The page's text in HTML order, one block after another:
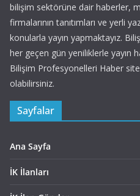
bilişim sektörüne dair haberler,
firmalarının tanıtımları ve yerli
konularla yayın yapmaktayız.
her geçen gün yeniliklerle yayın
Bilişim Profesyonelleri Haber
olabilirsiniz.
Sayfalar
Ana Sayfa
İK İlanları